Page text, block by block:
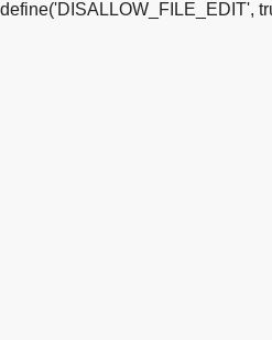
define('DISALLOW_FILE_EDIT',